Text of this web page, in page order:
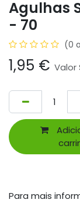
Agulhas
- 70
(0
1,95 € Valor
Para mais